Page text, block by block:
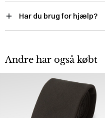
Har du brug for hjælp?
Andre har også købt